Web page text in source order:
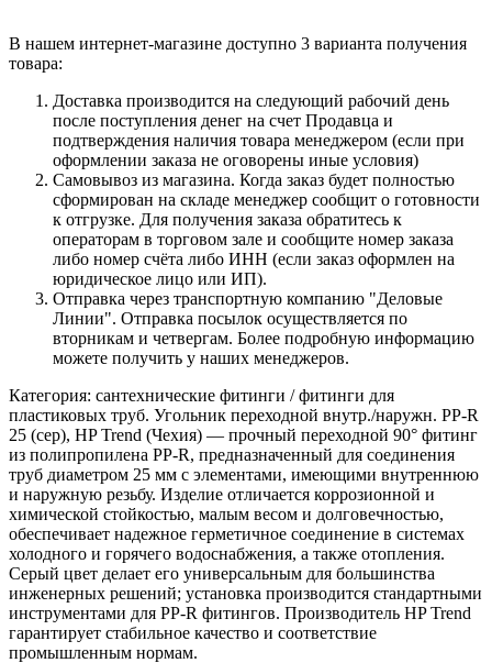
В нашем интернет-магазине доступно 3 варианта получения
товара:
Доставка производится на следующий рабочий день
после поступления денег на счет Продавца и
подтверждения наличия товара менеджером (если при
оформлении заказа не оговорены иные условия)
Самовывоз из магазина. Когда заказ будет полностью
сформирован на складе менеджер сообщит о готовности
к отгрузке. Для получения заказа обратитесь к
операторам в торговом зале и сообщите номер заказа
либо номер счёта либо ИНН (если заказ оформлен на
юридическое лицо или ИП).
Отправка через транспортную компанию "Деловые
Линии". Отправка посылок осуществляется по
вторникам и четвергам. Более подробную информацию
можете получить у наших менеджеров.
Категория: сантехнические фитинги / фитинги для
пластиковых труб. Угольник переходной внутр./наружн. PP‑R
25 (сер), HP Trend (Чехия) — прочный переходной 90° фитинг
из полипропилена PP‑R, предназначенный для соединения
труб диаметром 25 мм с элементами, имеющими внутреннюю
и наружную резьбу. Изделие отличается коррозионной и
химической стойкостью, малым весом и долговечностью,
обеспечивает надежное герметичное соединение в системах
холодного и горячего водоснабжения, а также отопления.
Серый цвет делает его универсальным для большинства
инженерных решений; установка производится стандартными
инструментами для PP‑R фитингов. Производитель HP Trend
гарантирует стабильное качество и соответствие
промышленным нормам.